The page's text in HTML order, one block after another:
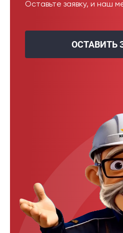
Оставьте заявку, и наш
ОСТАВИТЬ